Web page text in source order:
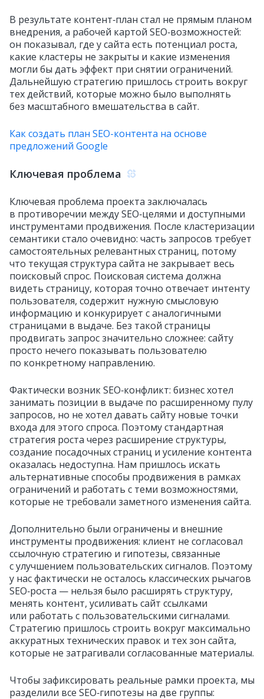
В результате контент‑план стал не прямым планом
внедрения, а рабочей картой SEO‑возможностей:
он показывал, где у сайта есть потенциал роста,
какие кластеры не закрыты и какие изменения
могли бы дать эффект при снятии ограничений.
Дальнейшую стратегию пришлось строить вокруг
тех действий, которые можно было выполнять
без масштабного вмешательства в сайт.
Как создать план SEO-контента на основе
предложений Google
Ключевая проблема
Ключевая проблема проекта заключалась
в противоречии между SEO‑целями и доступными
инструментами продвижения. После кластеризации
семантики стало очевидно: часть запросов требует
самостоятельных релевантных страниц, потому
что текущая структура сайта не закрывает весь
поисковый спрос. Поисковая система должна
видеть страницу, которая точно отвечает интенту
пользователя, содержит нужную смысловую
информацию и конкурирует с аналогичными
страницами в выдаче. Без такой страницы
продвигать запрос значительно сложнее: сайту
просто нечего показывать пользователю
по конкретному направлению.
Фактически возник SEO‑конфликт: бизнес хотел
занимать позиции в выдаче по расширенному пулу
запросов, но не хотел давать сайту новые точки
входа для этого спроса. Поэтому стандартная
стратегия роста через расширение структуры,
создание посадочных страниц и усиление контента
оказалась недоступна. Нам пришлось искать
альтернативные способы продвижения в рамках
ограничений и работать с теми возможностями,
которые не требовали заметного изменения сайта.
Дополнительно были ограничены и внешние
инструменты продвижения: клиент не согласовал
ссылочную стратегию и гипотезы, связанные
с улучшением пользовательских сигналов. Поэтому
у нас фактически не осталось классических рычагов
SEO‑роста — нельзя было расширять структуру,
менять контент, усиливать сайт ссылками
или работать с пользовательскими сигналами.
Стратегию пришлось строить вокруг максимально
аккуратных технических правок и тех зон сайта,
которые не затрагивали согласованные материалы.
Чтобы зафиксировать реальные рамки проекта, мы
разделили все SEO‑гипотезы на две группы: